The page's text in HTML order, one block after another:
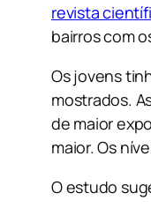
revista
bairros com
Os jovens
mostrados.
de maior
maior. Os
O estudo